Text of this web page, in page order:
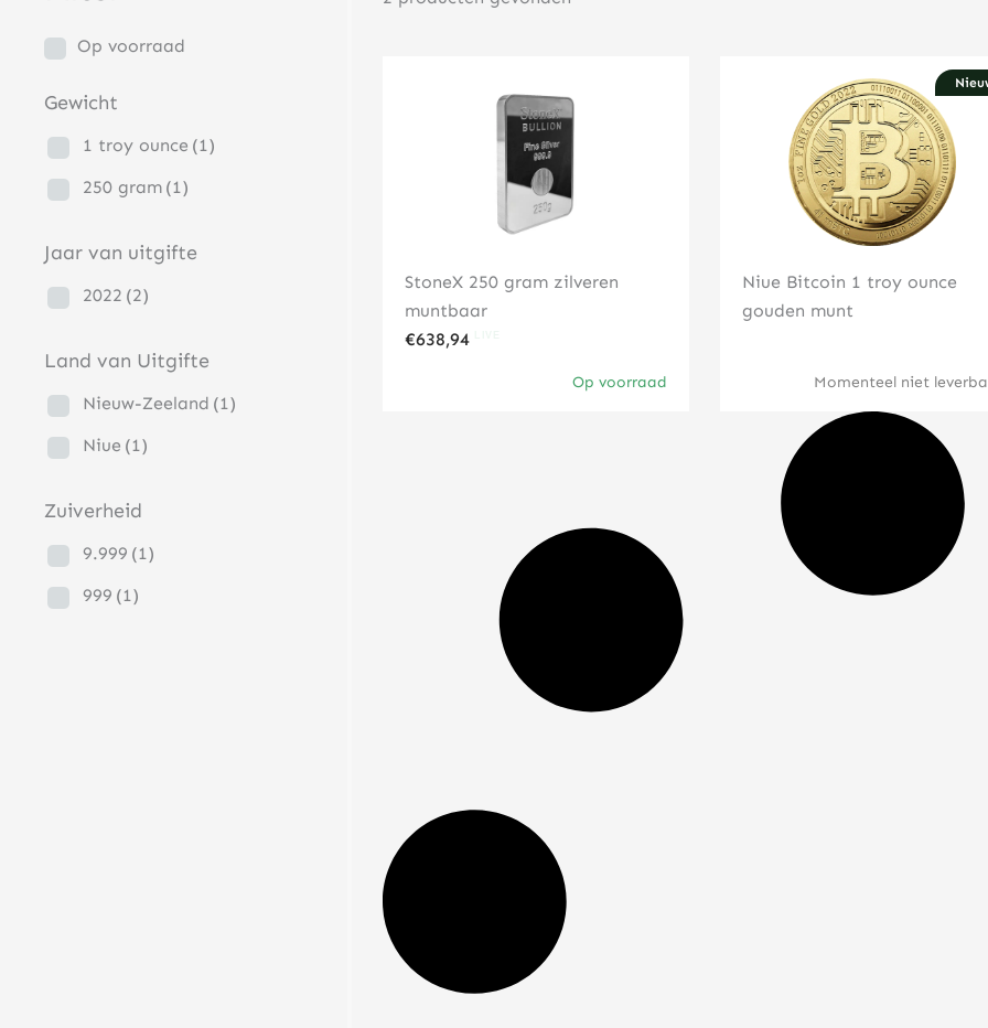
Op voorraad
Gewicht
1 troy ounce (1)
250 gram (1)
Jaar van uitgifte
2022 (2)
Land van Uitgifte
Nieuw-Zeeland (1)
Niue (1)
Zuiverheid
9.999 (1)
999 (1)
StoneX 250 gram zilveren
muntbaar
€638,94
Op voorraad
Niue Bitcoin 1 troy ounce
gouden munt
Momenteel niet
Klik hier